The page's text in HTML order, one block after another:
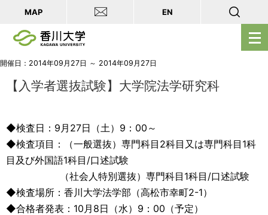
メ
ニ
MAP EN
開催日：2014年09月27日 ～ 2014年09月27日
【入学者選抜試験】大学院法学研究科
◆検査日：9月27日（土）9：00～
◆検査項目：（一般選抜）専門科目2科目又は専門科目1科
目及び外国語1科目/口述試験
（社会人特別選抜）専門科目1科目/口述試験
◆検査場所：香川大学法学部（高松市幸町2-1）
◆合格者発表：10月8日（水）9：00（予定）